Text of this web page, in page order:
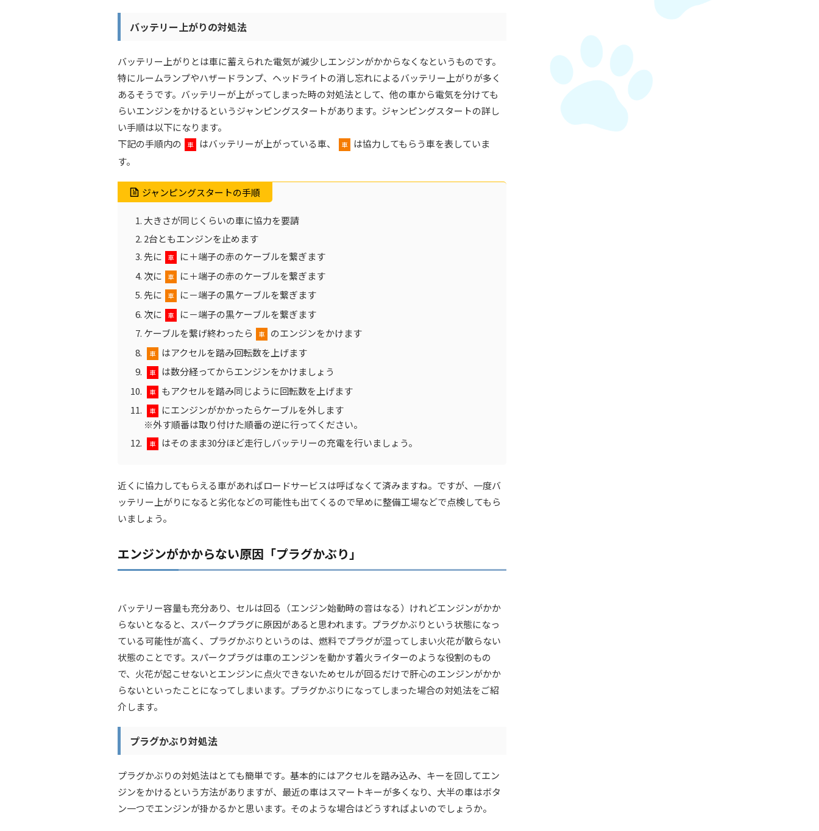
バッテリー上がりの対処法
バッテリー上がりとは車に蓄えられた電気が減少しエンジンがかからなくなというものです。
特にルームランプやハザードランプ、ヘッドライトの消し忘れによるバッテリー上がりが多く
あるそうです。バッテリーが上がってしまった時の対処法として、他の車から電気を分けても
らいエンジンをかけるというジャンピングスタートがあります。ジャンピングスタートの詳し
い手順は以下になります。
下記の手順内の
車 はバッテリーが上がっている車、 車
は協力してもらう車を表していま
す。
ジャンピングスタートの手順
大きさが同じくらいの車に協力を要請
2台ともエンジンを止めます
先に
車
に＋端子の赤のケーブルを繋ぎます
次に
車
に＋端子の赤のケーブルを繋ぎます
先に
車
に－端子の黒ケーブルを繋ぎます
次に
車
に－端子の黒ケーブルを繋ぎます
ケーブルを繋げ終わったら
車 のエンジンをかけます
車 はアクセルを踏み回転数を上げます
車 は数分経ってからエンジンをかけましょう
車 もアクセルを踏み同じように回転数を上げます
車
にエンジンがかかったらケーブルを外します
※外す順番は取り付けた順番の逆に行ってください。
車 はそのまま30分ほど走行しバッテリーの充電を行いましょう。
近くに協力してもらえる車があればロードサービスは呼ばなくて済みますね。ですが、一度バ
ッテリー上がりになると劣化などの可能性も出てくるので早めに整備工場などで点検してもら
いましょう。
エンジンがかからない原因「プラグかぶり」
バッテリー容量も充分あり、セルは回る（エンジン始動時の音はなる）けれどエンジンがかか
らないとなると、スパークプラグに原因があると思われます。プラグかぶりという状態になっ
ている可能性が高く、プラグかぶりというのは、燃料でプラグが湿ってしまい火花が散らない
状態のことです。スパークプラグは車のエンジンを動かす着火ライターのような役割のもの
で、火花が起こせないとエンジンに点火できないためセルが回るだけで肝心のエンジンがかか
らないといったことになってしまいます。プラグかぶりになってしまった場合の対処法をご紹
介します。
プラグかぶり対処法
プラグかぶりの対処法はとても簡単です。基本的にはアクセルを踏み込み、キーを回してエン
ジンをかけるという方法がありますが、最近の車はスマートキーが多くなり、大半の車はボタ
ン一つでエンジンが掛かるかと思います。そのような場合はどうすればよいのでしょうか。